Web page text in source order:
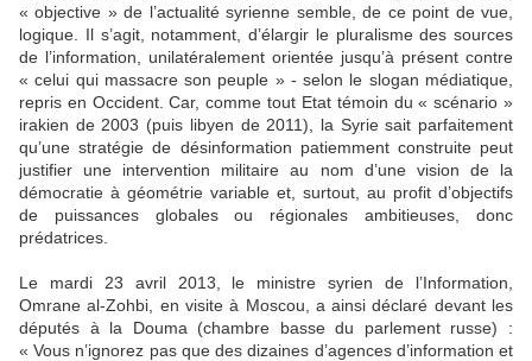
« objective » de l’actualité syrienne semble, de ce point de vue,
logique. Il s’agit, notamment, d’élargir le pluralisme des sources
de l’information, unilatéralement orientée jusqu’à présent contre
« celui qui massacre son peuple » - selon le slogan médiatique,
repris en Occident. Car, comme tout Etat témoin du « scénario »
irakien de 2003 (puis libyen de 2011), la Syrie sait parfaitement
qu’une stratégie de désinformation patiemment construite peut
justifier une intervention militaire au nom d’une vision de la
démocratie à géométrie variable et, surtout, au profit d’objectifs
de puissances globales ou régionales ambitieuses, donc
prédatrices.
Le mardi 23 avril 2013, le ministre syrien de l’Information,
Omrane al-Zohbi, en visite à Moscou, a ainsi déclaré devant les
députés à la Douma (chambre basse du parlement russe) :
« Vous n’ignorez pas que des dizaines d’agences d’information et